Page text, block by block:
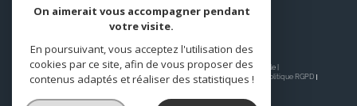
PROPRIÉTAIRE
Se connecter
© 2026 | Tous droits réservés | Traduction powered by Google |
Nos honoraires
Plan du site Mentions légales Admin Nos liens
Politique RGPD
On aimerait vous accompagner pendant
votre visite.
En poursuivant, vous acceptez l'utilisation des
cookies par ce site, afin de vous proposer des
contenus adaptés et réaliser des statistiques !